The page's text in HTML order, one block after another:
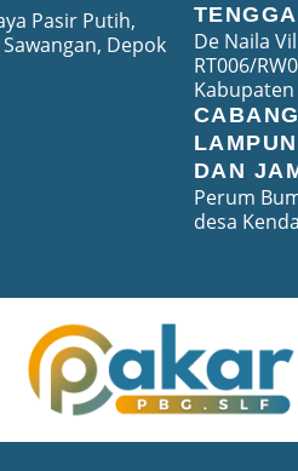
Pasir Putih,
Depok
De Naila
RT006/
Kabupaten
DAN
Perum
desa